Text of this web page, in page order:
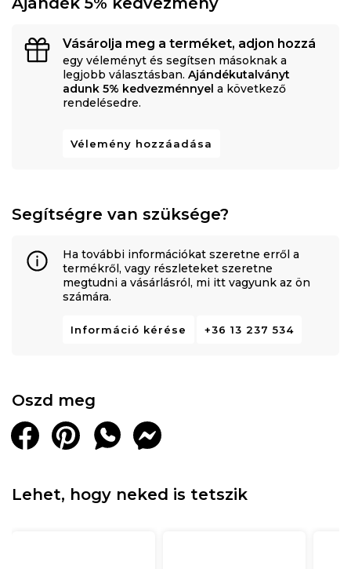
Vásárolja meg a terméket, adjon hozzá
egy véleményt és segítsen másoknak a
legjobb választásban. Ajándékutalványt
adunk 5% kedvezménnyel a következő
rendelésedre.
Vélemény hozzáadása
Segítségre van szüksége?
Ha további információkat szeretne erről a
termékről, vagy részleteket szeretne
megtudni a vásárlásról, mi itt vagyunk az ön
számára.
Információ kérése +36 13 237 534
Oszd meg
Lehet, hogy neked is tetszik